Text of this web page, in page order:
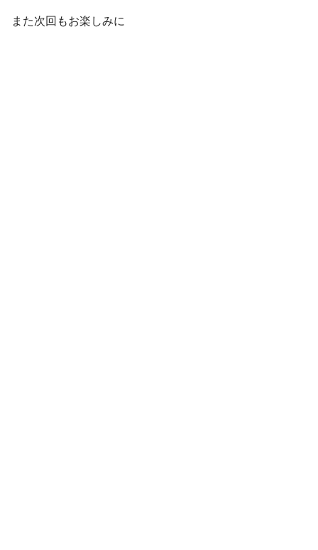
また次回もお楽しみに